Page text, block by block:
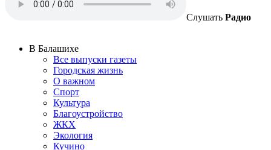
Слушать Радио
В Балашихе
Все выпуски газеты
Городская жизнь
О важном
Спорт
Культура
Благоустройство
ЖКХ
Экология
Кучино